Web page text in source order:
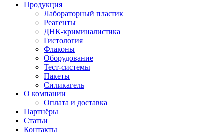
Продукция
Лабораторный пластик
Реагенты
ДНК-криминалистика
Гистология
Флаконы
Оборудование
Тест-системы
Пакеты
Силикагель
О компании
Оплата и доставка
Партнёры
Статьи
Контакты